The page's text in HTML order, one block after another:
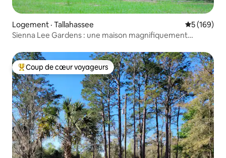
Logement · Tallahassee Note
5 (169)
Sienna Lee Gardens : une maison magnifiquement
Coup de cœur voyageurs parmi les plus aimés
Coup de cœur voyageurs